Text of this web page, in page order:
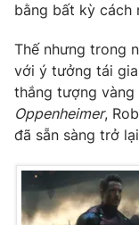
® Cấm sao chép
thông tin từ website
bằng bất kỳ cách
Thế nhưng trong
với ý tưởng tái
thắng tượng vàng
Oppenheimer,
đã sẵn sàng trở